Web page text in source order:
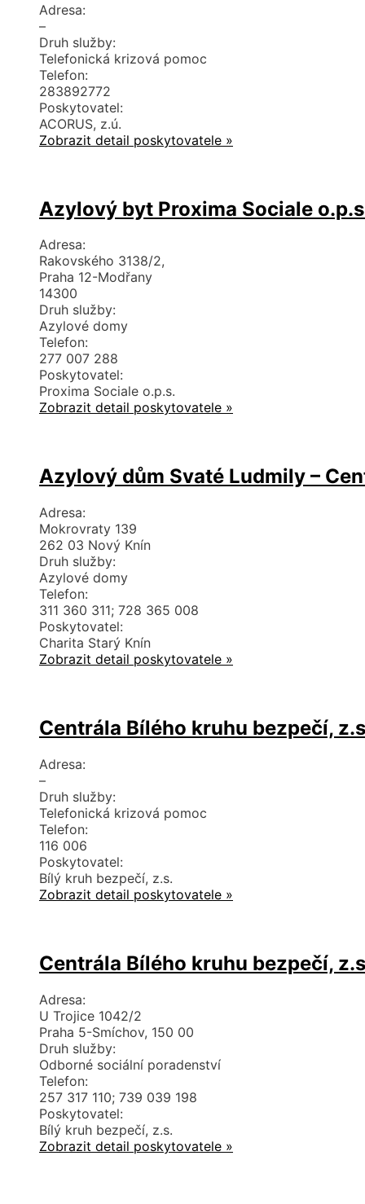
Adresa:
–
Druh služby:
Telefonická krizová pomoc
Telefon:
283892772
Poskytovatel:
ACORUS, z.ú.
Zobrazit detail poskytovatele »
Azylový byt Proxima Sociale
Adresa:
Rakovského 3138/2,
Praha 12-Modřany
14300
Druh služby:
Azylové domy
Telefon:
277 007 288
Poskytovatel:
Proxima Sociale o.p.s.
Zobrazit detail poskytovatele »
Azylový dům Svaté Ludmily –
Adresa:
Mokrovraty 139
262 03 Nový Knín
Druh služby:
Azylové domy
Telefon:
311 360 311; 728 365 008
Poskytovatel:
Charita Starý Knín
Zobrazit detail poskytovatele »
Centrála Bílého kruhu bezpečí,
Adresa:
–
Druh služby:
Telefonická krizová pomoc
Telefon:
116 006
Poskytovatel:
Bílý kruh bezpečí, z.s.
Zobrazit detail poskytovatele »
Centrála Bílého kruhu bezpečí,
Adresa:
U Trojice 1042/2
Praha 5-Smíchov, 150 00
Druh služby:
Odborné sociální poradenství
Telefon:
257 317 110; 739 039 198
Poskytovatel:
Bílý kruh bezpečí, z.s.
Zobrazit detail poskytovatele »